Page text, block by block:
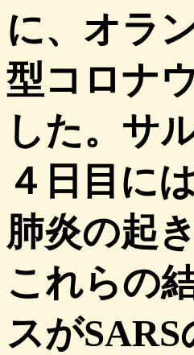
に、オラ
型コロナ
した。サ
４日目に
肺炎の起
これらの
スが